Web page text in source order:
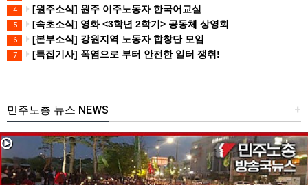
4 [원주소식] 원주 이주노동자 한국어교실
5 [속초소식] 영화 <3학년 2학기> 공동체 상영회
6 [본부소식] 강원지역 노동자 합창단 모임
7 [특집기사] 폭염으로 부터 안전한 일터 쟁취!
+
민주노총 뉴스 NEWS